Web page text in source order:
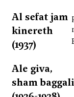
Al sefat jam
kinereth
(1937)
Ale giva,
sham